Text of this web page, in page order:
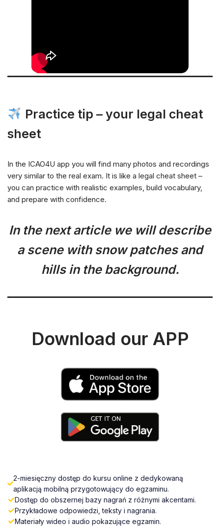
Practice tip – your legal cheat
sheet
In the ICAO4U app you will find many photos and recordings
very similar to the real exam. It is like a legal cheat sheet –
you can practice with realistic examples, build vocabulary,
and prepare with confidence.
In the next article we will describe
a scene with snow patches and
hills in the background.
Download our APP
2-miesięczny dostęp do kursu online z dedykowaną
aplikacją mobilną przygotowujący do egzaminu.
Dostęp do obszernej bazy nagrań z różnymi akcentami.
Przykładowe odpowiedzi, teksty i nagrania.
Materiały wideo i audio pokazujące egzamin.